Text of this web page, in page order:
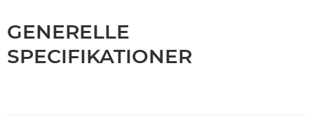
GENERELLE
SPECIFIKATIONER